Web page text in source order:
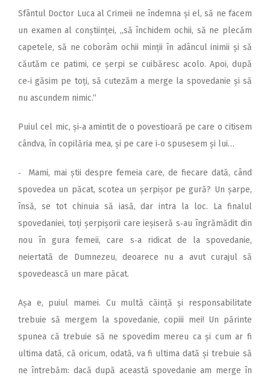
Sfântul Doctor Luca al Crimeii ne îndemna și el, să ne facem
un examen al conștiinței, ,,să închidem ochii, să ne plecăm
capetele, să ne coborâm ochii minții în adâncul inimii și să
căutăm ce patimi, ce șerpi se cuibăresc acolo. Apoi, după
ce‑i găsim pe toți, să cutezăm a merge la spovedanie și să
nu ascundem nimic.“
Puiul cel mic, și‑a amintit de o povestioară pe care o citisem
cândva, în copilăria mea, și pe care i‑o spusesem și lui…
‑ Mami, mai știi despre femeia care, de fiecare dată, când
spovedea un păcat, scotea un șerpișor pe gură? Un șarpe,
însă, se tot chinuia să iasă, dar intra la loc. La finalul
spovedaniei, toți șerpișorii care ieșiseră s‑au îngrămădit din
nou în gura femeii, care s‑a ridicat de la spovedanie,
neiertată de Dumnezeu, deoarece nu a avut curajul să
spovedească un mare păcat.
Așa e, puiul mamei. Cu multă căință și responsabilitate
trebuie să mergem la spovedanie, copiii mei! Un părinte
spunea că trebuie să ne spovedim mereu ca și cum ar fi
ultima dată, că oricum, odată, va fi ultima dată și trebuie să
ne întrebăm: dacă după această spovedanie am merge în